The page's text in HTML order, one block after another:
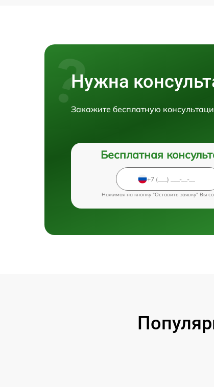
Нужна
Закажите бесплатную
Бесплатная
Нажимая на кнопку "Оставить заявку" Вы